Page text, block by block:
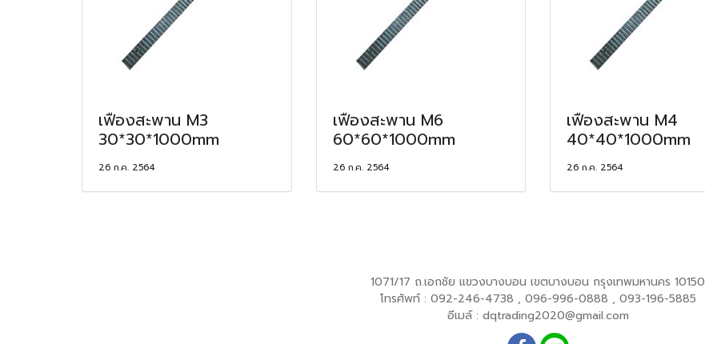
เฟืองสะพาน M3
30*30*1000mm
26 ก.ค. 2564
เฟืองสะพาน M6
60*60*1000mm
26 ก.ค. 2564
เฟืองสะพาน M4
40*40*1000mm
26 ก.ค. 2564
1071/17 ถ.เอกชัย แขวงบางบอน เขตบางบอน กรุงเทพมหานคร 10150
โทรศัพท์ : 092-246-4738 , 096-996-0888 , 093-196-5885
อีเมล์ : dqtrading2020@gmail.com